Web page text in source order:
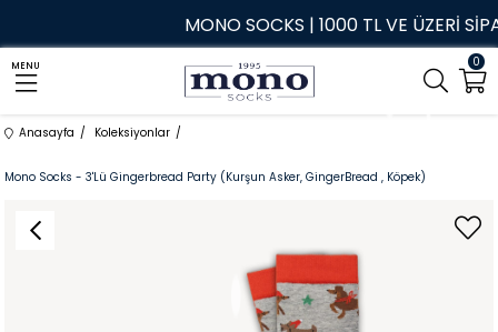
MONO SOCKS | 1000 TL VE ÜZERİ
0
MENU
Anasayfa Koleksiyonlar
Mono Socks - 3'Lü Gingerbread Party (Kurşun Asker, GingerBread , Köpek)